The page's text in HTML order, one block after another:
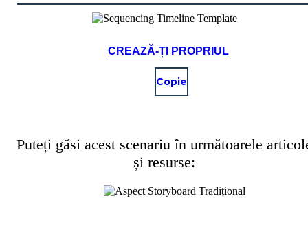
CREAZĂ-ȚI PROPRIUL
Copie
Puteți găsi acest scenariu în următoarele
și resurse: